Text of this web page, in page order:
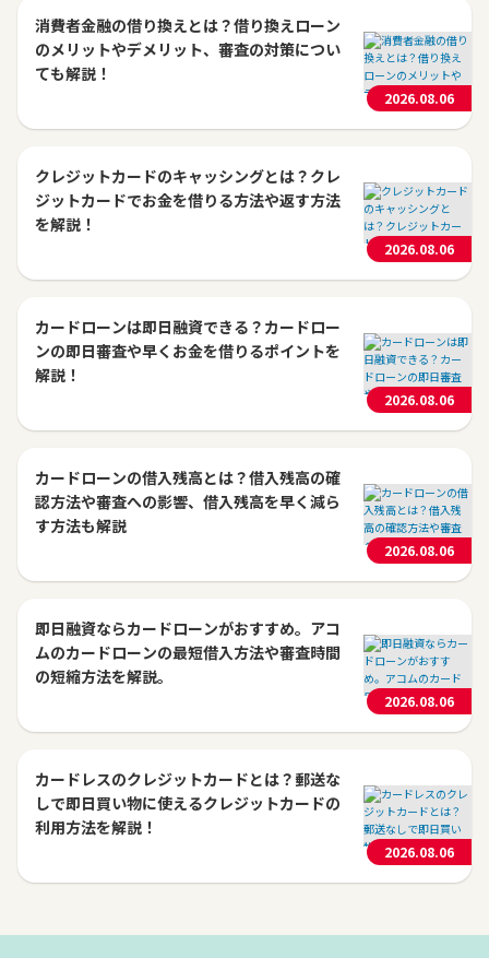
消費者金融の借り換えとは？借り換えローン
のメリットやデメリット、審査の対策につい
ても解説！
2026.08.06
クレジットカードのキャッシングとは？クレ
ジットカードでお金を借りる方法や返す方法
を解説！
2026.08.06
カードローンは即日融資できる？カードロー
ンの即日審査や早くお金を借りるポイントを
解説！
2026.08.06
カードローンの借入残高とは？借入残高の確
認方法や審査への影響、借入残高を早く減ら
す方法も解説
2026.08.06
即日融資ならカードローンがおすすめ。アコ
ムのカードローンの最短借入方法や審査時間
の短縮方法を解説。
2026.08.06
カードレスのクレジットカードとは？郵送な
しで即日買い物に使えるクレジットカードの
利用方法を解説！
2026.08.06